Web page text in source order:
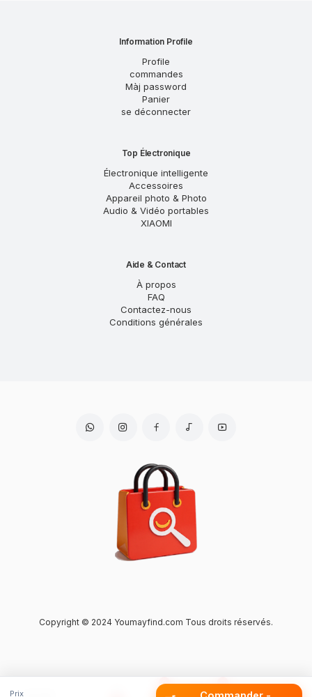
Information Profile
Profile
commandes
Màj password
Panier
se déconnecter
Top Électronique
Électronique intelligente
Accessoires
Appareil photo & Photo
Audio & Vidéo portables
XIAOMI
Aide & Contact
À propos
FAQ
Contactez-nous
Conditions générales
Copyright © 2024 Youmayfind.com Tous droits réservés.
Wishlist
0
Panier
0
Marketplace
Prix